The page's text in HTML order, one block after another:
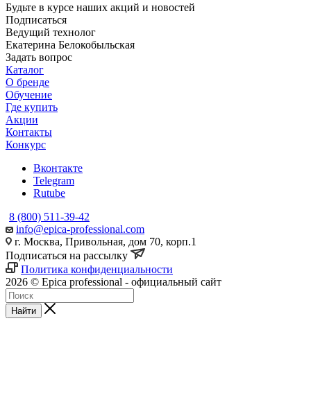
Будьте в курсе наших акций и новостей
Подписаться
Ведущий технолог
Екатерина Белокобыльская
Задать вопрос
Каталог
О бренде
Обучение
Где купить
Акции
Контакты
Конкурс
Вконтакте
Telegram
Rutube
8 (800) 511-39-42
info@epica-professional.com
г. Москва, Привольная, дом 70, корп.1
Подписаться на рассылку
Политика конфиденциальности
2026 © Epica professional - официальный сайт
Найти